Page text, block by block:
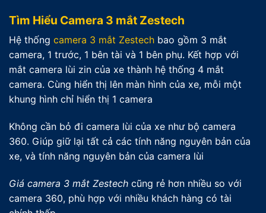
Tìm Hiểu Camera 3 mắt Zestech
Hệ thống camera 3 mắt Zestech bao gồm 3 mắt
camera, 1 trước, 1 bên tài và 1 bên phụ. Kết hợp với
mắt camera lùi zin của xe thành hệ thống 4 mắt
camera. Cùng hiển thị lên màn hình của xe, mỗi một
khung hình chỉ hiển thị 1 camera
Không cần bỏ đi camera lùi của xe như bộ camera
360. Giúp giữ lại tất cả các tính năng nguyên bản của
xe, và tính năng nguyên bản của camera lùi
Giá camera 3 mắt Zestech cũng rẻ hơn nhiều so với
camera 360, phù hợp với nhiều khách hàng có tài